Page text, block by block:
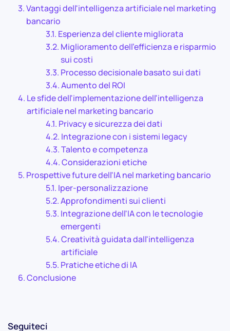
Vantaggi dell'intelligenza artificiale nel marketing
bancario
Esperienza del cliente migliorata
Miglioramento dell'efficienza e risparmio
sui costi
Processo decisionale basato sui dati
Aumento del ROI
Le sfide dell'implementazione dell'intelligenza
artificiale nel marketing bancario
Privacy e sicurezza dei dati
Integrazione con i sistemi legacy
Talento e competenza
Considerazioni etiche
Prospettive future dell'IA nel marketing bancario
Iper-personalizzazione
Approfondimenti sui clienti
Integrazione dell'IA con le tecnologie
emergenti
Creatività guidata dall'intelligenza
artificiale
Pratiche etiche di IA
Conclusione
Seguiteci